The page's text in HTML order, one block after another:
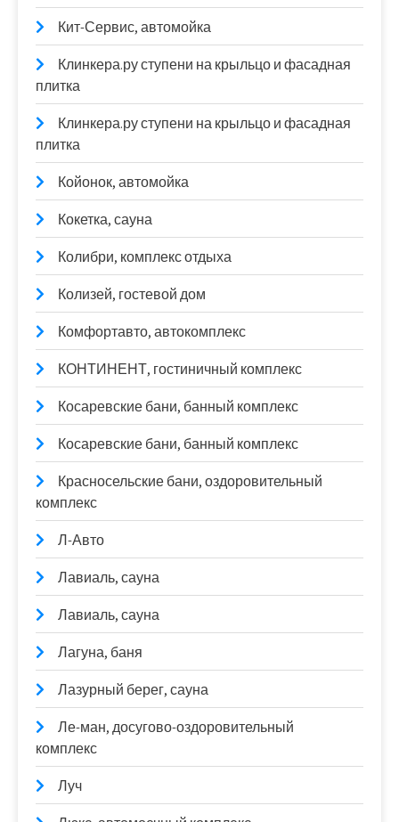
Кит-Сервис, автомойка
Клинкера.ру ступени на крыльцо и фасадная
плитка
Клинкера.ру ступени на крыльцо и фасадная
плитка
Койонок, автомойка
Кокетка, сауна
Колибри, комплекс отдыха
Колизей, гостевой дом
Комфортавто, автокомплекс
КОНТИНЕНТ, гостиничный комплекс
Косаревские бани, банный комплекс
Косаревские бани, банный комплекс
Красносельские бани, оздоровительный
комплекс
Л-Авто
Лавиаль, сауна
Лавиаль, сауна
Лагуна, баня
Лазурный берег, сауна
Ле-ман, досугово-оздоровительный
комплекс
Луч